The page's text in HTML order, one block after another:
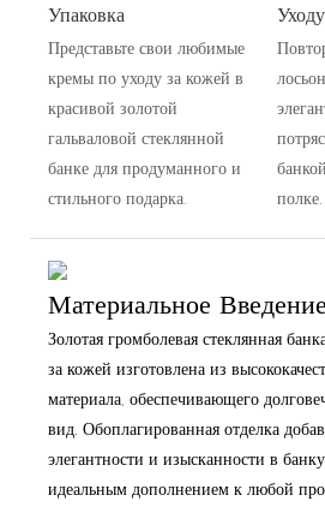
Упаковка
Представьте свои любимые
кремы по уходу за кожей в
красивой золотой
гальваловой стеклянной
банке для продуманного и
стильного подарка.
полке.
Материальное Введение
Золотая громболевая стеклянная
за кожей изготовлена ​​из
материала, обеспечивающего
вид. Обоплагированная отделка
элегантности и изысканности в
идеальным дополнением к любой